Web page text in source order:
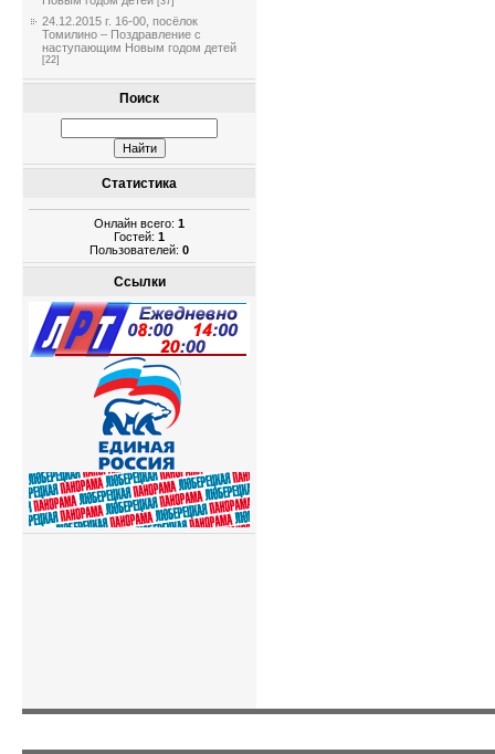
24.12.2015 г. 16-00, посёлок
Томилино – Поздравление с
наступающим Новым годом детей
[22]
Поиск
Статистика
Онлайн всего: 1
Гостей: 1
Пользователей: 0
Ссылки